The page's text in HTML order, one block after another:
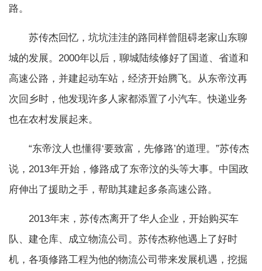
路。
苏传杰回忆，坑坑洼洼的路同样曾阻碍老家山东聊
城的发展。2000年以后，聊城陆续修好了国道、省道和
高速公路，并建起动车站，经济开始腾飞。从东帝汶再
次回乡时，他发现许多人家都添置了小汽车。快递业务
也在农村发展起来。
“东帝汶人也懂得‘要致富，先修路’的道理。”苏传杰
说，2013年开始，修路成了东帝汶的头等大事。中国政
府伸出了援助之手，帮助其建起多条高速公路。
2013年末，苏传杰离开了华人企业，开始购买车
队、建仓库、成立物流公司。苏传杰称他遇上了好时
机，各项修路工程为他的物流公司带来发展机遇，挖掘